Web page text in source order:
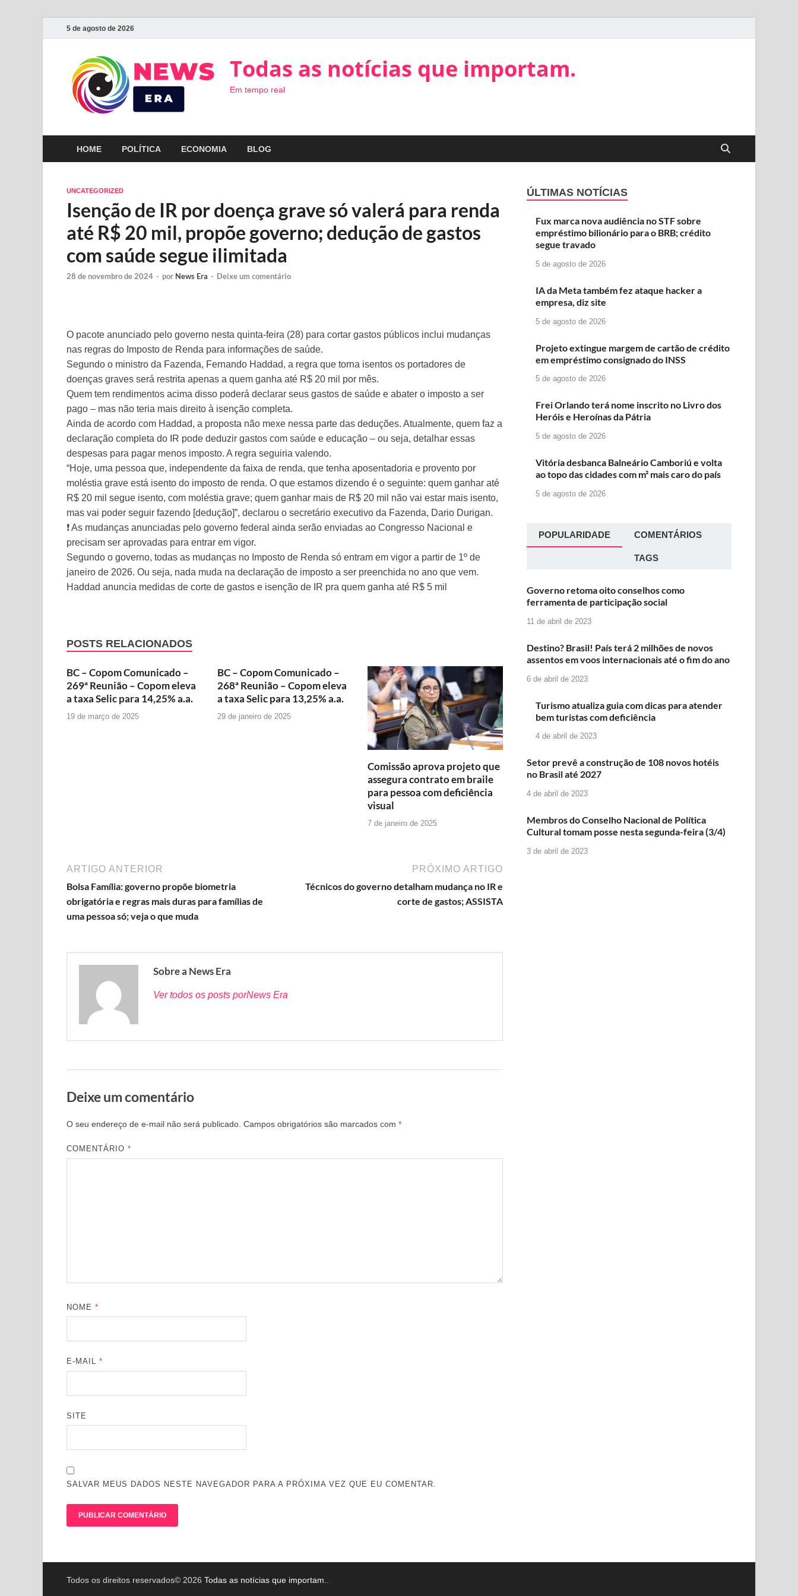
5 de agosto de 2026
Todas as notícias que importam.
Em tempo real
HOME POLÍTICA ECONOMIA BLOG
UNCATEGORIZED
Isenção de IR por doença grave só valerá para renda
até R$ 20 mil, propõe governo; dedução de gastos
com saúde segue ilimitada
28 de novembro de 2024 - por News Era - Deixe um comentário
O pacote anunciado pelo governo nesta quinta-feira (28) para cortar gastos públicos inclui mudanças
nas regras do Imposto de Renda para informações de saúde.
Segundo o ministro da Fazenda, Fernando Haddad, a regra que torna isentos os portadores de
doenças graves será restrita apenas a quem ganha até R$ 20 mil por mês.
Quem tem rendimentos acima disso poderá declarar seus gastos de saúde e abater o imposto a ser
pago – mas não teria mais direito à isenção completa.
Ainda de acordo com Haddad, a proposta não mexe nessa parte das deduções. Atualmente, quem faz a
declaração completa do IR pode deduzir gastos com saúde e educação – ou seja, detalhar essas
despesas para pagar menos imposto. A regra seguiria valendo.
“Hoje, uma pessoa que, independente da faixa de renda, que tenha aposentadoria e provento por
moléstia grave está isento do imposto de renda. O que estamos dizendo é o seguinte: quem ganhar até
R$ 20 mil segue isento, com moléstia grave; quem ganhar mais de R$ 20 mil não vai estar mais isento,
mas vai poder seguir fazendo [dedução]”, declarou o secretário executivo da Fazenda, Dario Durigan.
❗ As mudanças anunciadas pelo governo federal ainda serão enviadas ao Congresso Nacional e
precisam ser aprovadas para entrar em vigor.
Segundo o governo, todas as mudanças no Imposto de Renda só entram em vigor a partir de 1º de
janeiro de 2026. Ou seja, nada muda na declaração de imposto a ser preenchida no ano que vem.
Haddad anuncia medidas de corte de gastos e isenção de IR pra quem ganha até R$ 5 mil
POSTS RELACIONADOS
BC – Copom Comunicado –
269ª Reunião – Copom eleva
a taxa Selic para 14,25% a.a.
19 de março de 2025
BC – Copom Comunicado –
268ª Reunião – Copom eleva
a taxa Selic para 13,25% a.a.
29 de janeiro de 2025
Comissão aprova projeto que
assegura contrato em braile
para pessoa com deficiência
visual
7 de janeiro de 2025
ARTIGO ANTERIOR
Bolsa Família: governo propõe biometria
obrigatória e regras mais duras para famílias de
uma pessoa só; veja o que muda
PRÓXIMO ARTIGO
Técnicos do governo detalham mudança no IR e
corte de gastos; ASSISTA
Sobre a News Era
Ver todos os posts porNews Era
Deixe um comentário
O seu endereço de e-mail não será publicado. Campos obrigatórios são marcados com *
COMENTÁRIO*
NOME*
E-MAIL*
SITE
SALVAR MEUS DADOS NESTE NAVEGADOR PARA A PRÓXIMA VEZ QUE EU COMENTAR.
ÚLTIMAS NOTÍCIAS
Fux marca nova audiência no STF sobre
empréstimo bilionário para o BRB; crédito
segue travado
5 de agosto de 2026
IA da Meta também fez ataque hacker a
empresa, diz site
5 de agosto de 2026
Projeto extingue margem de cartão de crédito
em empréstimo consignado do INSS
5 de agosto de 2026
Frei Orlando terá nome inscrito no Livro dos
Heróis e Heroínas da Pátria
5 de agosto de 2026
Vitória desbanca Balneário Camboriú e volta
ao topo das cidades com m² mais caro do país
5 de agosto de 2026
POPULARIDADE COMENTÁRIOS
TAGS
Governo retoma oito conselhos como
ferramenta de participação social
11 de abril de 2023
Destino? Brasil! País terá 2 milhões de novos
assentos em voos internacionais até o fim do ano
6 de abril de 2023
Turismo atualiza guia com dicas para atender
bem turistas com deficiência
4 de abril de 2023
Setor prevê a construção de 108 novos hotéis
no Brasil até 2027
4 de abril de 2023
Membros do Conselho Nacional de Política
Cultural tomam posse nesta segunda-feira (3/4)
3 de abril de 2023
Todos os direitos reservados© 2026 Todas as notícias que importam..